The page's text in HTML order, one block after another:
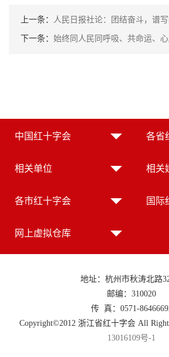
上一条： 人民日报社论：团结奋斗，谱写新时代中国特色社会主义更加绚丽的华章——热
下一条： 始终同人民同呼吸、共命运、心连心——二十
中国红十字会
相关单位 相关
各市红十字会 国际
网上虚拟仓库
地址：杭州市秋涛北路
邮编：310020
传 真：0571-
Copyright©2012 浙江省红十字会 All Rights
13016109号-1